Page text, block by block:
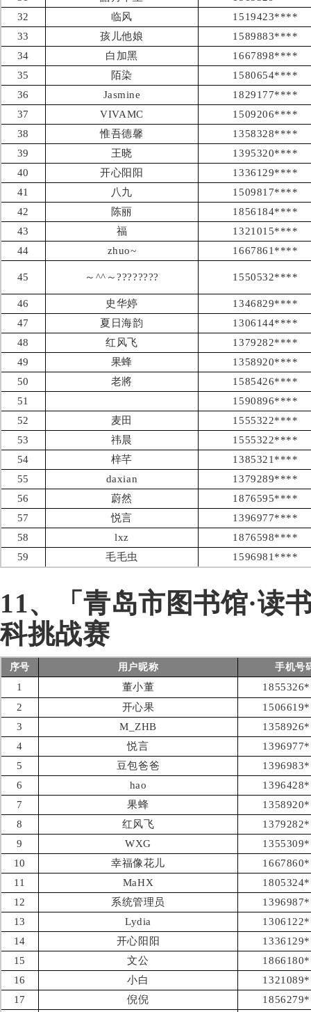
32
临风
1519423****
33
孩儿他娘
1589883****
34
白加黑
1667898****
35
陌染
1580654****
36
Jasmine
1829177****
37
VIVAMC
1509206****
38
惟吾德馨
1358328****
39
王晓
1395320****
40
开心阳阳
1336129****
41
八九
1509817****
42
陈丽
1856184****
43
福
1321015****
44
zhuo~ 1667861****
45 ～^^～???????? 1550532****
46 史华婷
1346829****
47
夏日海韵
1306144****
48
红风飞
1379282****
49
果蜂
1358920****
50
老將
1585426****
51
1590896****
52
麦田
1555322****
53
祎晨
1555322****
54
梓芊
1385321****
55
daxian
1379289****
56
蔚然
1876595****
57
悦言
1396977****
58
lxz
1876598****
59
毛毛虫 1596981****
11、「青岛市图书馆·读
科挑战赛
序号 用户昵称 手机号
1 董小董
2
开心果
3
M_ZHB
4
悦言
5
豆包爸爸
6
hao
7
果蜂
8
红风飞
9
WXG
10
幸福像花儿
11
MaHX
12
系统管理员
13
Lydia
14
开心阳阳
15
文公
16
小白
17
倪倪